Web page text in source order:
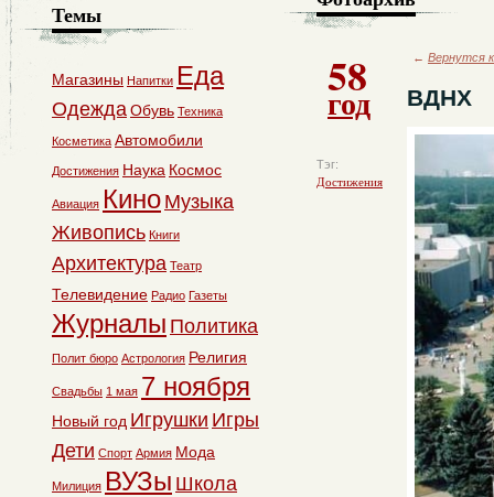
58
год
Тэг:
Достижения
← Вернутся
ВДНХ
Темы
Магазины Напитки Еда
ОдеждаОбувь Техника
Косметика Автомобили
Достижения Наука Космос
Авиация Кино Музыка
Живопись Книги
Архитектура Театр
Телевидение Радио Газеты
Журналы Политика
Полит бюро Астрология Религия
Свадьбы 1 мая 7 ноября
Новый год Игрушки Игры
Дети Спорт Армия Мода
Милиция ВУЗы Школа